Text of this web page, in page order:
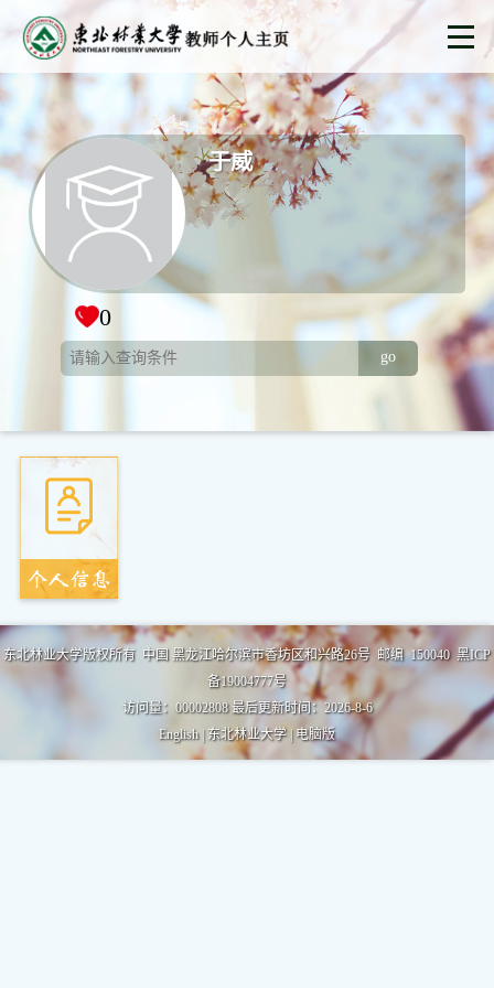
于威
0
go
东北林业大学版权所有 中国 黑龙江哈尔滨市香坊区和兴路26号 邮编 150040 黑ICP
备19004777号
访问量： 00002808 最后更新时间：2026-8-6
English| 东北林业大学| 电脑版